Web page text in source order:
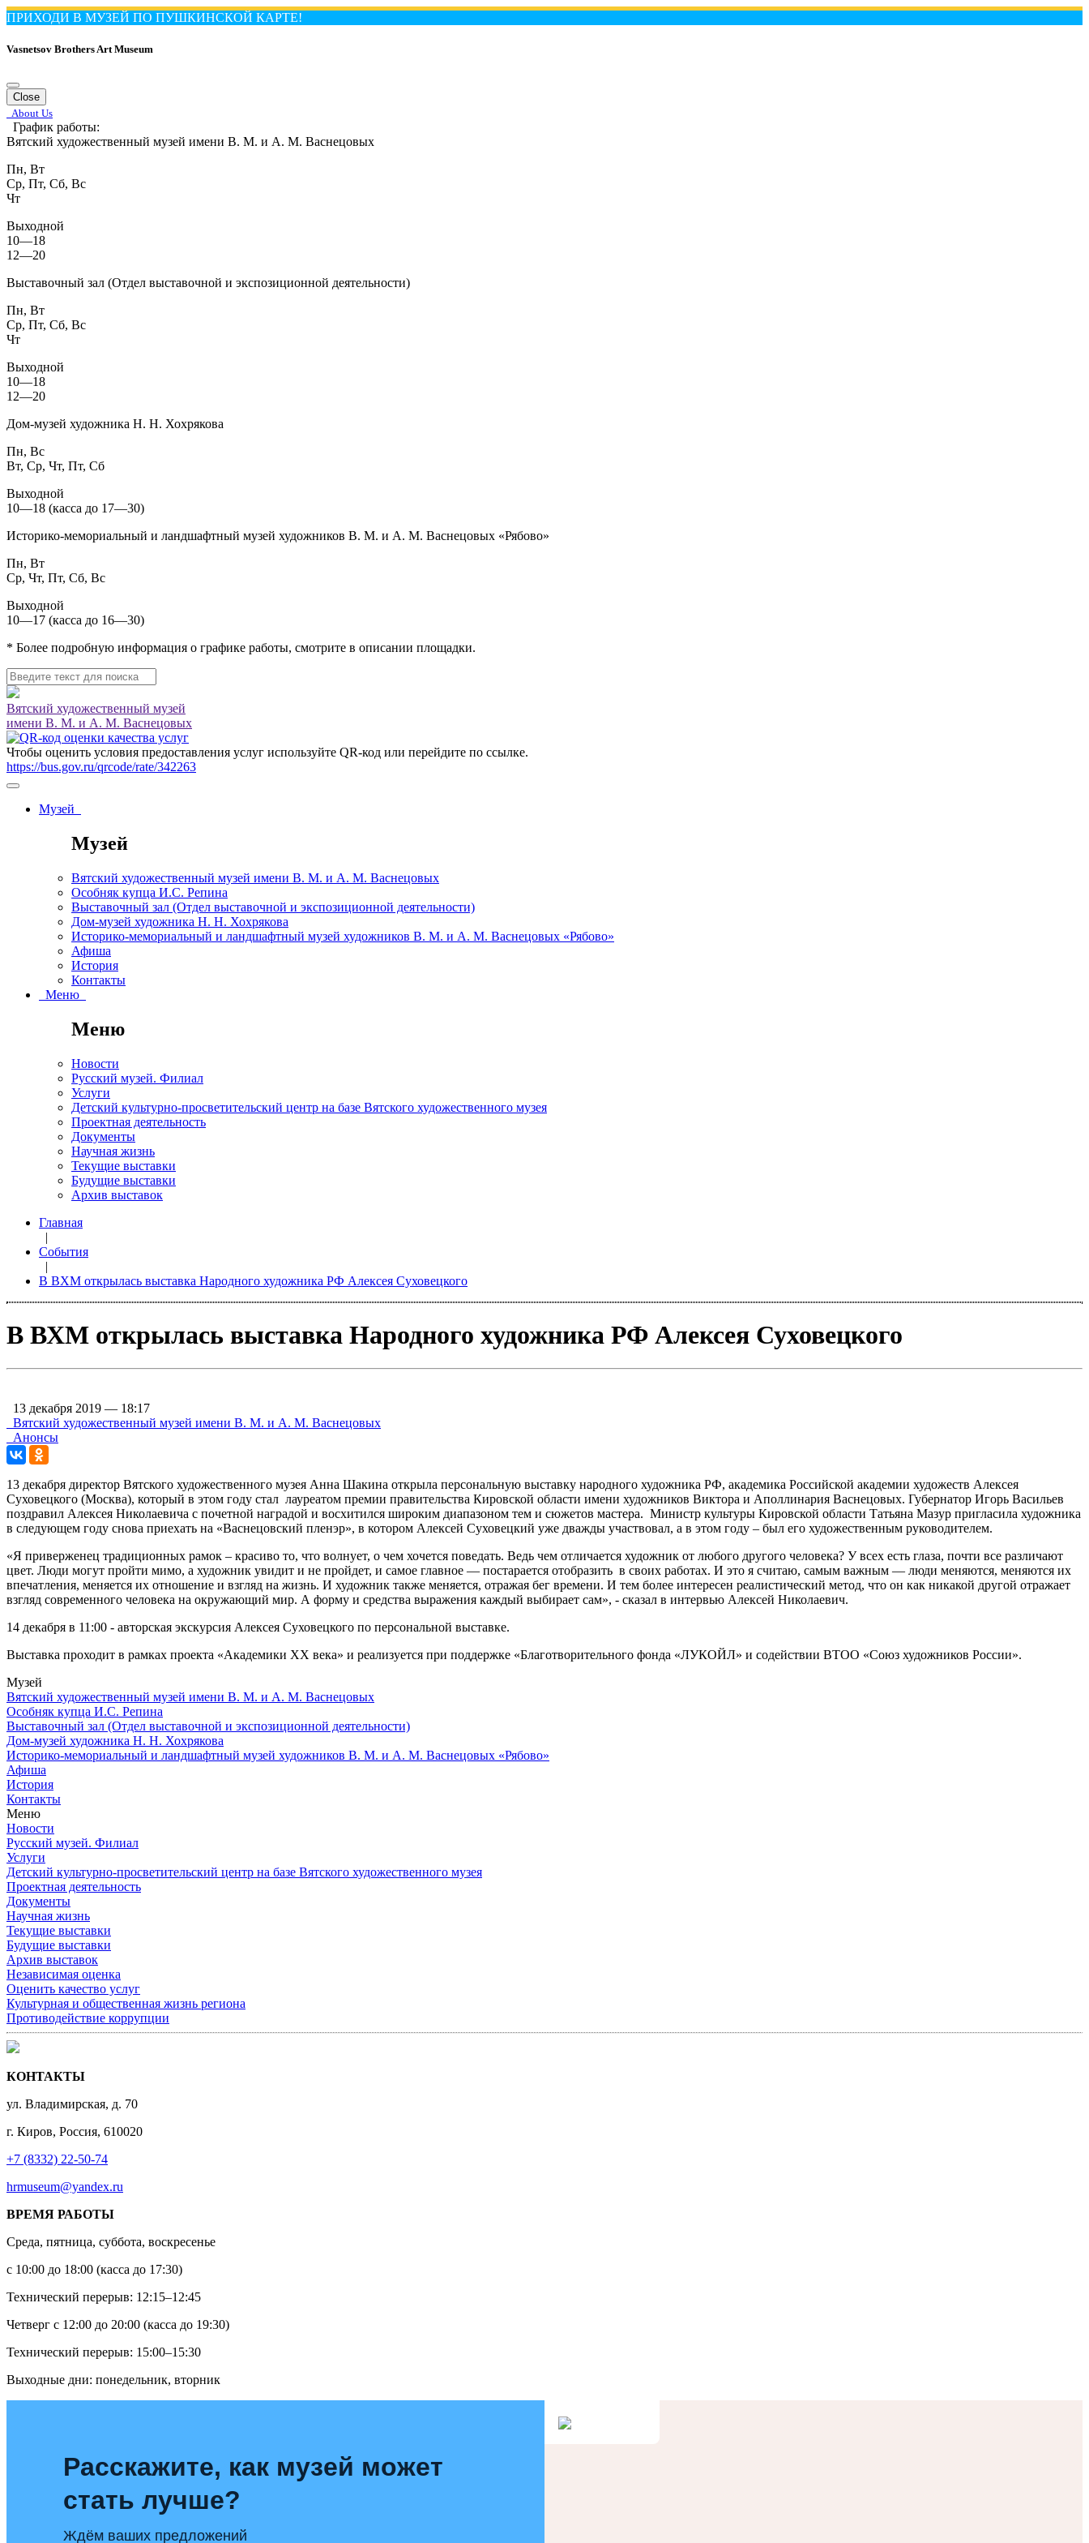
ПРИХОДИ В МУЗЕЙ ПО ПУШКИНСКОЙ КАРТЕ!
Vasnetsov Brothers Art Museum
Close
About Us
График работы:
Вятский художественный музей имени В. М. и А. М. Васнецовых
Пн, Вт
Ср, Пт, Сб, Вс
Чт
Выходной
10—18
12—20
Выставочный зал (Отдел выставочной и экспозиционной деятельности)
Пн, Вт
Ср, Пт, Сб, Вс
Чт
Выходной
10—18
12—20
Дом-музей художника Н. Н. Хохрякова
Пн, Вс
Вт, Ср, Чт, Пт, Сб
Выходной
10—18 (касса до 17—30)
Историко-мемориальный и ландшафтный музей художников В. М. и А. М. Васнецовых «Рябово»
Пн, Вт
Ср, Чт, Пт, Сб, Вс
Выходной
10—17 (касса до 16—30)
* Более подробную информация о графике работы, смотрите в описании площадки.
Вятский художественный музей
имени В. М. и А. М. Васнецовых
Чтобы оценить условия предоставления услуг используйте QR-код или перейдите по ссылке.
https://bus.gov.ru/qrcode/rate/342263
Музей
Музей
Вятский художественный музей имени В. М. и А. М. Васнецовых
Особняк купца И.С. Репина
Выставочный зал (Отдел выставочной и экспозиционной деятельности)
Дом-музей художника Н. Н. Хохрякова
Историко-мемориальный и ландшафтный музей художников В. М. и А. М. Васнецовых «Рябово»
Афиша
История
Контакты
Меню
Меню
Новости
Русский музей. Филиал
Услуги
Детский культурно-просветительский центр на базе Вятского художественного музея
Проектная деятельность
Документы
Научная жизнь
Текущие выставки
Будущие выставки
Архив выставок
Главная
|
События
|
В ВХМ открылась выставка Народного художника РФ Алексея Суховецкого
В ВХМ открылась выставка Народного художника РФ Алексея Суховецкого
13 декабря 2019 — 18:17
Вятский художественный музей имени В. М. и А. М. Васнецовых
Анонсы
13 декабря директор Вятского художественного музея Анна Шакина открыла персональную выставку народного художника РФ, академика Российской академии художеств Алексея
Суховецкого (Москва), который в этом году стал лауреатом премии правительства Кировской области имени художников Виктора и Аполлинария Васнецовых. Губернатор Игорь Васильев
поздравил Алексея Николаевича с почетной наградой и восхитился широким диапазоном тем и сюжетов мастера. Министр культуры Кировской области Татьяна Мазур пригласила художника
в следующем году снова приехать на «Васнецовский пленэр», в котором Алексей Суховецкий уже дважды участвовал, а в этом году – был его художественным руководителем.
«Я приверженец традиционных рамок – красиво то, что волнует, о чем хочется поведать. Ведь чем отличается художник от любого другого человека? У всех есть глаза, почти все различают
цвет. Люди могут пройти мимо, а художник увидит и не пройдет, и самое главное — постарается отобразить в своих работах. И это я считаю, самым важным — люди меняются, меняются их
впечатления, меняется их отношение и взгляд на жизнь. И художник также меняется, отражая бег времени. И тем более интересен реалистический метод, что он как никакой другой отражает
взгляд современного человека на окружающий мир. А форму и средства выражения каждый выбирает сам», - сказал в интервью Алексей Николаевич.
14 декабря в 11:00 - авторская экскурсия Алексея Суховецкого по персональной выставке.
Выставка проходит в рамках проекта «Академики ХХ века» и реализуется при поддержке «Благотворительного фонда «ЛУКОЙЛ» и содействии ВТОО «Союз художников России».
Музей
Вятский художественный музей имени В. М. и А. М. Васнецовых
Особняк купца И.С. Репина
Выставочный зал (Отдел выставочной и экспозиционной деятельности)
Дом-музей художника Н. Н. Хохрякова
Историко-мемориальный и ландшафтный музей художников В. М. и А. М. Васнецовых «Рябово»
Афиша
История
Контакты
Меню
Новости
Русский музей. Филиал
Услуги
Детский культурно-просветительский центр на базе Вятского художественного музея
Проектная деятельность
Документы
Научная жизнь
Текущие выставки
Будущие выставки
Архив выставок
Независимая оценка
Оценить качество услуг
Культурная и общественная жизнь региона
Противодействие коррупции
КОНТАКТЫ
ул. Владимирская, д. 70
г. Киров, Россия, 610020
+7 (8332) 22-50-74
hrmuseum@yandex.ru
ВРЕМЯ РАБОТЫ
Среда, пятница, суббота, воскресенье
с 10:00 до 18:00 (касса до 17:30)
Технический перерыв: 12:15–12:45
Четверг с 12:00 до 20:00 (касса до 19:30)
Технический перерыв: 15:00–15:30
Выходные дни: понедельник, вторник
Расскажите, как музей может
стать лучше?
Ждём ваших предложений